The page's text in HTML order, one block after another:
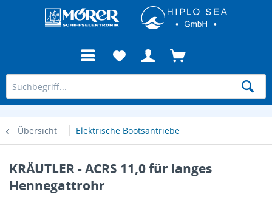
Übersicht Elektrische Bootsantriebe
KRÄUTLER - ACRS 11,0 für langes
Hennegattrohr